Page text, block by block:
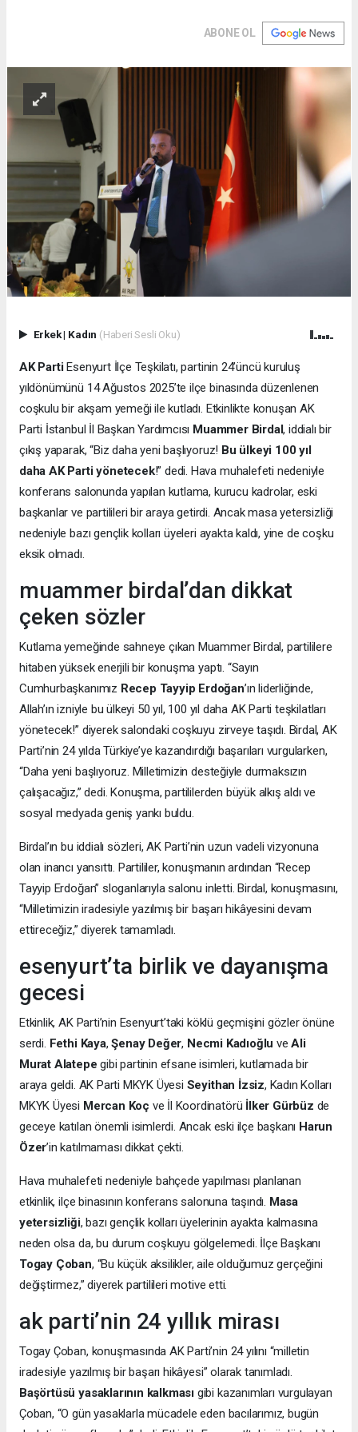
ABONE OL
Erkek| Kadın (Haberi Sesli Oku)
AK PartiEsenyurt İlçe Teşkilatı, partinin 24’üncü kuruluş
yıldönümünü 14 Ağustos 2025’te ilçe binasında düzenlenen
coşkulu bir akşam yemeği ile kutladı. Etkinlikte konuşan AK
Parti İstanbul İl Başkan Yardımcısı Muammer Birdal, iddialı bir
çıkış yaparak, “Biz daha yeni başlıyoruz! Bu ülkeyi 100 yıl
daha AK Parti yönetecek!” dedi. Hava muhalefeti nedeniyle
konferans salonunda yapılan kutlama, kurucu kadrolar, eski
başkanlar ve partilileri bir araya getirdi. Ancak masa yetersizliği
nedeniyle bazı gençlik kolları üyeleri ayakta kaldı, yine de coşku
eksik olmadı.
muammer birdal’dan dikkat
çeken sözler
Kutlama yemeğinde sahneye çıkan Muammer Birdal, partililere
hitaben yüksek enerjili bir konuşma yaptı. “Sayın
Cumhurbaşkanımız Recep Tayyip Erdoğan’ın liderliğinde,
Allah’ın izniyle bu ülkeyi 50 yıl, 100 yıl daha AK Parti teşkilatları
yönetecek!” diyerek salondaki coşkuyu zirveye taşıdı. Birdal, AK
Parti’nin 24 yılda Türkiye’ye kazandırdığı başarıları vurgularken,
“Daha yeni başlıyoruz. Milletimizin desteğiyle durmaksızın
çalışacağız,” dedi. Konuşma, partililerden büyük alkış aldı ve
sosyal medyada geniş yankı buldu.
Birdal’ın bu iddialı sözleri, AK Parti’nin uzun vadeli vizyonuna
olan inancı yansıttı. Partililer, konuşmanın ardından “Recep
Tayyip Erdoğan” sloganlarıyla salonu inletti. Birdal, konuşmasını,
“Milletimizin iradesiyle yazılmış bir başarı hikâyesini devam
ettireceğiz,” diyerek tamamladı.
esenyurt’ta birlik ve dayanışma
gecesi
Etkinlik, AK Parti’nin Esenyurt’taki köklü geçmişini gözler önüne
serdi. Fethi Kaya,Şenay Değer, Necmi Kadıoğlu veAli
Murat Alatepe gibi partinin efsane isimleri, kutlamada bir
araya geldi. AK Parti MKYK Üyesi Seyithan İzsiz, Kadın Kolları
MKYK Üyesi Mercan Koç ve İl Koordinatörü İlker Gürbüz de
geceye katılan önemli isimlerdi. Ancak eski ilçe başkanı Harun
Özer’in katılmaması dikkat çekti.
Hava muhalefeti nedeniyle bahçede yapılması planlanan
etkinlik, ilçe binasının konferans salonuna taşındı. Masa
yetersizliği, bazı gençlik kolları üyelerinin ayakta kalmasına
neden olsa da, bu durum coşkuyu gölgelemedi. İlçe Başkanı
Togay Çoban, “Bu küçük aksilikler, aile olduğumuz gerçeğini
değiştirmez,” diyerek partilileri motive etti.
ak parti’nin 24 yıllık mirası
Togay Çoban, konuşmasında AK Parti’nin 24 yılını “milletin
iradesiyle yazılmış bir başarı hikâyesi” olarak tanımladı.
Başörtüsü yasaklarının kalkması gibi kazanımları vurgulayan
Çoban, “O gün yasaklarla mücadele eden bacılarımız, bugün